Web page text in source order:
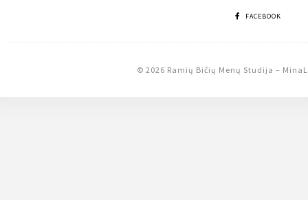
FACEBOOK
© 2026 Ramių Bičių Menų Studija –